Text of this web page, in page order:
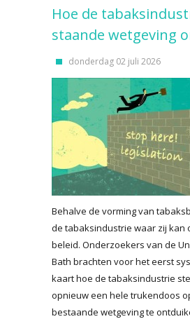
Hoe de
staande wetgeving
donderdag 02 juli 2026
Behalve de vorming van
de tabaksindustrie waar zij kan
beleid. Onderzoekers van de
Bath brachten voor het eerst
kaart hoe de tabaksindustrie
opnieuw een hele trukendoos
bestaande wetgeving te